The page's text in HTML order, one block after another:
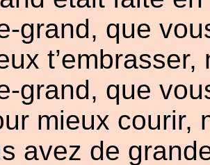
grand, que
t’embrasser,
grand, que
mieux
avez de